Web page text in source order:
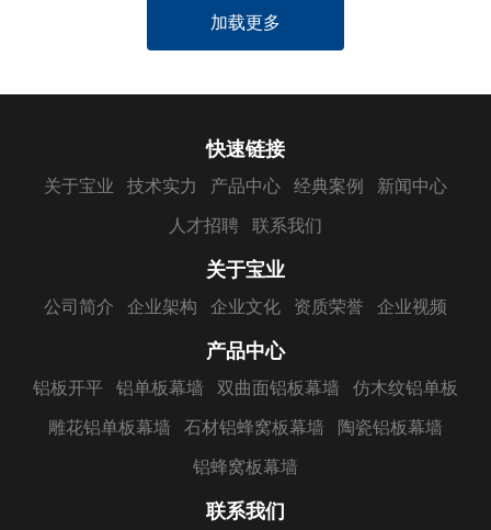
加载更多
快速链接
关于宝业 技术实力 产品中心 经典案例 新闻中心
人才招聘 联系我们
关于宝业
公司简介 企业架构 企业文化 资质荣誉 企业视频
产品中心
铝板开平 铝单板幕墙 双曲面铝板幕墙 仿木纹铝单板
雕花铝单板幕墙 石材铝蜂窝板幕墙 陶瓷铝板幕墙
铝蜂窝板幕墙
联系我们